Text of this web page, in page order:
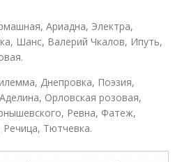
Ариадна, Электра,
Шанс, Валерий Чкалов, Ипуть,
Днепровка, Поэзия,
Орловская розовая,
Ревна, Фатеж,
Речица, Тютчевка.